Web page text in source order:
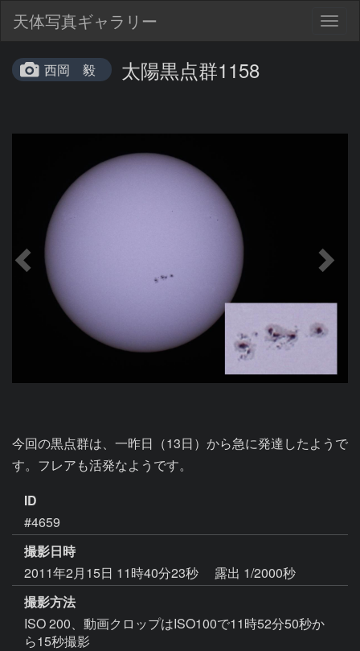
天体写真ギャラリー
西岡 毅 太陽黒点群1158
今回の黒点群は、一昨日（13日）から急に発達したようで
ID
#4659
撮影日時
2011年2月15日 11時40分23秒
露出 1/2000秒
撮影方法
ISO 200、動画クロップはISO100で11時52分50秒か
ら15秒撮影